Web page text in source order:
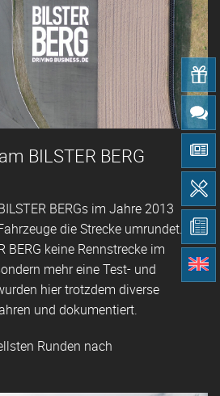
BILSTER BERG
BERGs im Jahre 2013
die Strecke umrundet.
BERG keine Rennstrecke im
mehr eine Test- und
hier trotzdem diverse
und dokumentiert.
Runden nach